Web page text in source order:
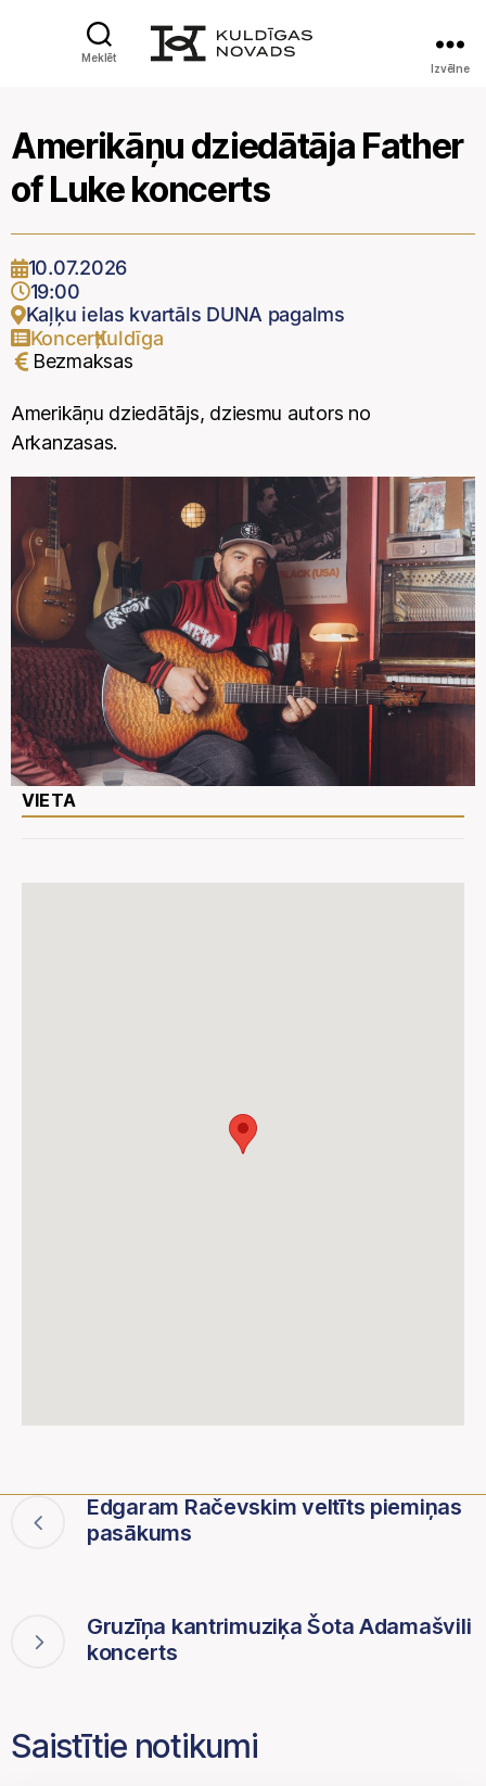
Meklēt
Izvēlne
Amerikāņu dziedātāja Father
of Luke koncerts
10.07.2026
19:00
Kaļķu ielas kvartāls DUNA pagalms
Koncerti
,
Kuldīga
Bezmaksas
Amerikāņu dziedātājs, dziesmu autors no
Arkanzasas.
VIETA
Edgaram Račevskim veltīts piemiņas
pasākums
Gruzīņa kantrimuziķa Šota Adamašvili
koncerts
Saistītie notikumi